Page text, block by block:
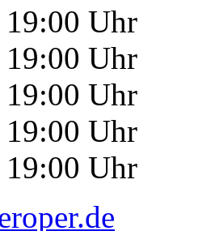
Uhr
Uhr
Uhr
Uhr
19:00 Uhr